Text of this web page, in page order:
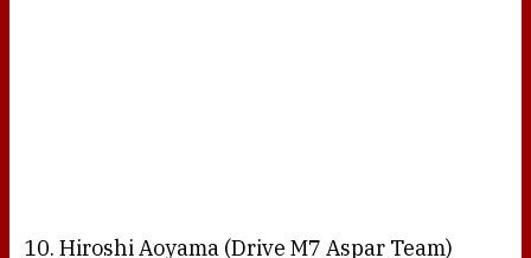
10. Hiroshi Aoyama (Drive M7 Aspar Team)